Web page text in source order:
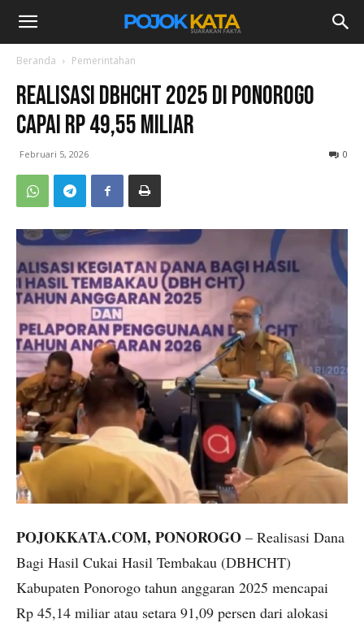
Beranda Pemerintahan
Realisasi DBHCHT 2025 di Ponorogo
Capai Rp 49,55 Miliar
Februari 5, 2026 0
POJOKKATA.COM, PONOROGO – Realisasi Dana
Bagi Hasil Cukai Hasil Tembakau (DBHCHT)
Kabupaten Ponorogo tahun anggaran 2025 mencapai
Rp 45,14 miliar atau setara 91,09 persen dari alokasi